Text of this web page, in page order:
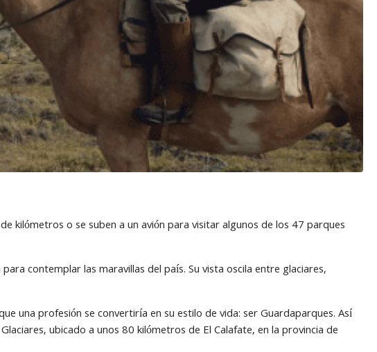
kilómetros o se suben a un avión para visitar algunos de los 47 parques
contemplar las maravillas del país. Su vista oscila entre glaciares,
una profesión se convertiría en su estilo de vida: ser Guardaparques. Así
ubicado a unos 80 kilómetros de El Calafate, en la provincia de